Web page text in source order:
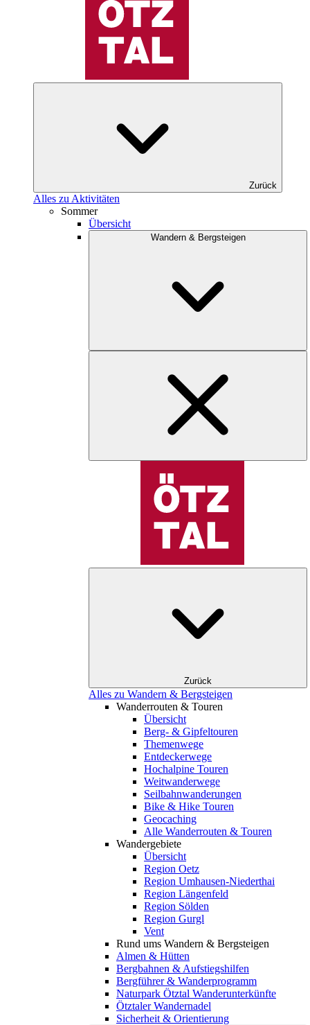
Zurück
Alles zu Aktivitäten
Sommer
Übersicht
Wandern & Bergsteigen
Zurück
Alles zu Wandern & Bergsteigen
Wanderrouten & Touren
Übersicht
Berg- & Gipfeltouren
Themenwege
Entdeckerwege
Hochalpine Touren
Weitwanderwege
Seilbahnwanderungen
Bike & Hike Touren
Geocaching
Alle Wanderrouten & Touren
Wandergebiete
Übersicht
Region Oetz
Region Umhausen-Niederthai
Region Längenfeld
Region Sölden
Region Gurgl
Vent
Rund ums Wandern & Bergsteigen
Almen & Hütten
Bergbahnen & Aufstiegshilfen
Bergführer & Wanderprogramm
Naturpark Ötztal Wanderunterkünfte
Ötztaler Wandernadel
Sicherheit & Orientierung